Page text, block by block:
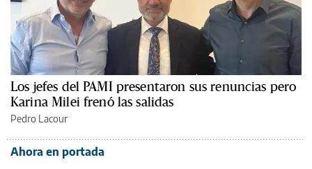
Los jefes del PAMI presentaron sus renuncias pero
Karina Milei frenó las salidas
Pedro Lacour
Ahora en portada